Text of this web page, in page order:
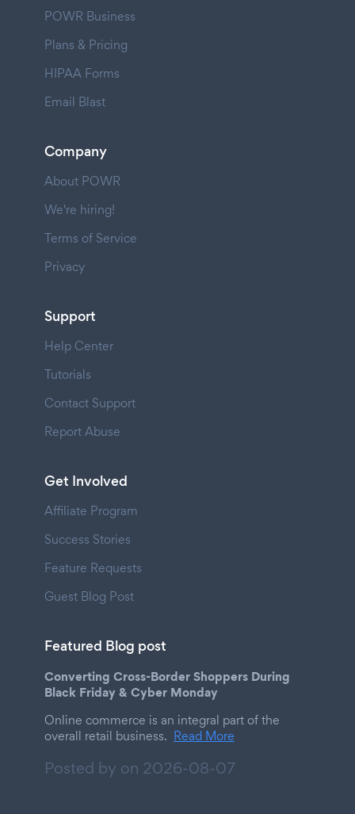
POWR Business
Plans & Pricing
HIPAA Forms
Email Blast
Company
About POWR
We're hiring!
Terms of Service
Privacy
Support
Help Center
Tutorials
Contact Support
Report Abuse
Get Involved
Affiliate Program
Success Stories
Feature Requests
Guest Blog Post
Featured Blog post
Converting Cross-Border Shoppers During
Black Friday & Cyber Monday
Online commerce is an integral part of the
overall retail business. Read More
Posted by on 2026-08-07